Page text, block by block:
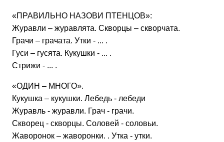
«ПРАВИЛЬНО НАЗОВИ ПТЕНЦОВ»:
Журавли – журавлята. Скворцы – скворчата.
Грачи – грачата. Утки - ... .
Гуси – гусята. Кукушки - ... .
Стрижи - ... .
«ОДИН – МНОГО».
Кукушка – кукушки. Лебедь - лебеди
Журавль - журавли. Грач - грачи.
Скворец - скворцы. Соловей - соловьи.
Жаворонок – жаворонки. . Утка - утки.